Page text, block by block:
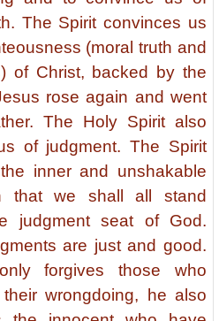
The Spirit convinces us
(moral truth and
of Christ, backed by the
rose again and went
The Holy Spirit also
of judgment. The Spirit
inner and unshakable
that we shall all stand
judgment seat of God.
are just and good.
forgives those who
wrongdoing, he also